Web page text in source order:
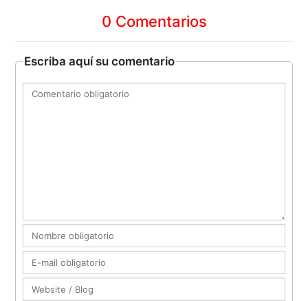
0 Comentarios
Escriba aquí su comentario